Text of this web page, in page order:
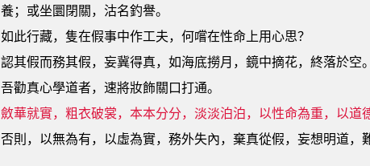
養；或坐圜閉關，沽名釣譽。
如此行藏，隻在假事中作工夫，何嚐在性命上用心思？
認其假而務其假，妄冀得真，如海底撈月，鏡中摘花，終落於空。
吾勸真心學道者，速將妝飾關口打通。
斂華就實，粗衣破裳，本本分分，淡淡泊泊，以性命為重，以道
否則，以無為有，以虛為實，務外失內，棄真從假，妄想明道，